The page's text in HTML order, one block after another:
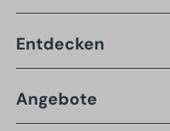
Entdecken
Angebote